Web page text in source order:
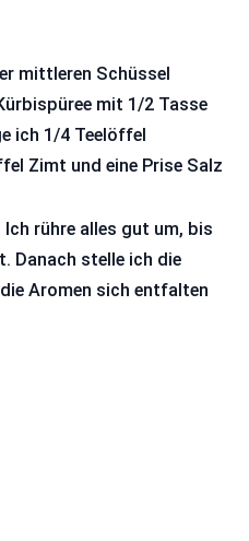
mittleren Schüssel
mit 1/2 Tasse
ich 1/4 Teelöffel
Zimt und eine Prise Salz
rühre alles gut um, bis
Danach stelle ich die
Aromen sich entfalten